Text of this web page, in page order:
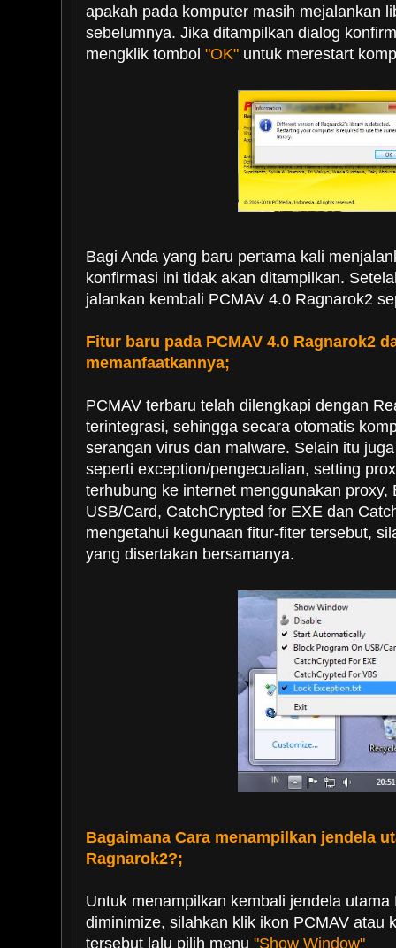
apakah pada komputer masih mejalankan
sebelumnya. Jika ditampilkan dialog
mengklik tombol "OK" untuk merestart
Bagi Anda yang baru pertama kali
konfirmasi ini tidak akan ditampilkan.
jalankan kembali PCMAV 4.0 Ragnarok2
Fitur baru pada PCMAV 4.0 Ragnarok2
memanfaatkannya;
PCMAV terbaru telah dilengkapi dengan
terintegrasi, sehingga secara otomatis
serangan virus dan malware. Selain itu
seperti exception/pengecualian, setting
terhubung ke internet menggunakan proxy,
USB/Card, CatchCrypted for EXE dan
mengetahui kegunaan fitur-fiter tersebut,
yang disertakan bersamanya.
Bagaimana Cara menampilkan jendela
Ragnarok2?;
Untuk menampilkan kembali jendela utama
diminimize, silahkan klik ikon PCMAV atau
tersebut lalu pilih menu "Show Window"